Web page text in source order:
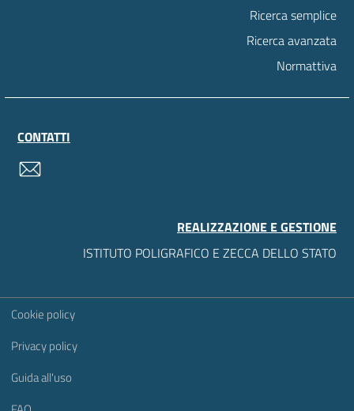
Ricerca semplice
Ricerca avanzata
Normattiva
CONTATTI
REALIZZAZIONE E GESTIONE
ISTITUTO POLIGRAFICO E ZECCA DELLO STATO
Sezione Link Utili
Cookie policy
Privacy policy
Guida all'uso